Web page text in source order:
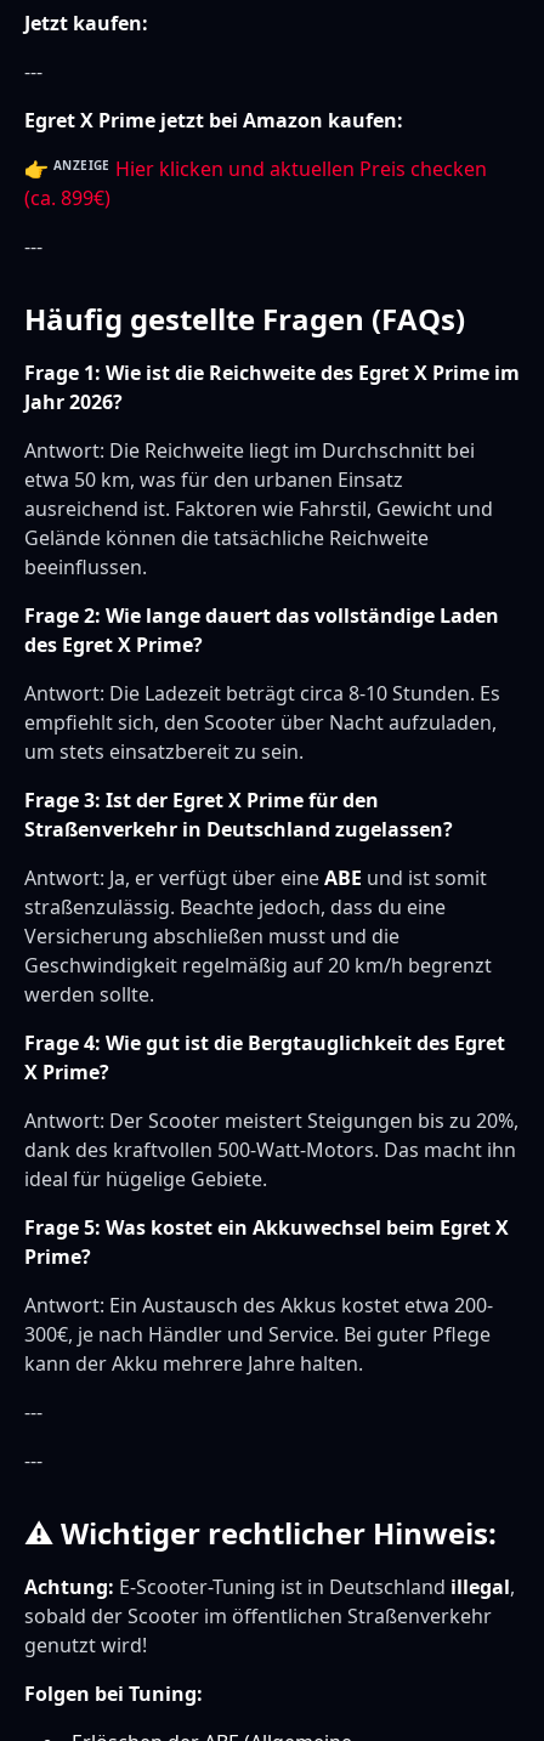
Jetzt kaufen:
---
Egret X Prime jetzt bei Amazon kaufen:
👉 ANZEIGE Hier klicken und aktuellen Preis checken
(ca. 899€)
---
Häufig gestellte Fragen (FAQs)
Frage 1: Wie ist die Reichweite des Egret X Prime im
Jahr 2026?
Antwort: Die Reichweite liegt im Durchschnitt bei
etwa 50 km, was für den urbanen Einsatz
ausreichend ist. Faktoren wie Fahrstil, Gewicht und
Gelände können die tatsächliche Reichweite
beeinflussen.
Frage 2: Wie lange dauert das vollständige Laden
des Egret X Prime?
Antwort: Die Ladezeit beträgt circa 8-10 Stunden. Es
empfiehlt sich, den Scooter über Nacht aufzuladen,
um stets einsatzbereit zu sein.
Frage 3: Ist der Egret X Prime für den
Straßenverkehr in Deutschland zugelassen?
Antwort: Ja, er verfügt über eineABE und ist somit
straßenzulässig. Beachte jedoch, dass du eine
Versicherung abschließen musst und die
Geschwindigkeit regelmäßig auf 20 km/h begrenzt
werden sollte.
Frage 4: Wie gut ist die Bergtauglichkeit des Egret
X Prime?
Antwort: Der Scooter meistert Steigungen bis zu 20%,
dank des kraftvollen 500-Watt-Motors. Das macht ihn
ideal für hügelige Gebiete.
Frage 5: Was kostet ein Akkuwechsel beim Egret X
Prime?
Antwort: Ein Austausch des Akkus kostet etwa 200-
300€, je nach Händler und Service. Bei guter Pflege
kann der Akku mehrere Jahre halten.
---
---
⚠ Wichtiger rechtlicher Hinweis:
Achtung: E-Scooter-Tuning ist in Deutschland illegal,
sobald der Scooter im öffentlichen Straßenverkehr
genutzt wird!
Folgen bei Tuning: